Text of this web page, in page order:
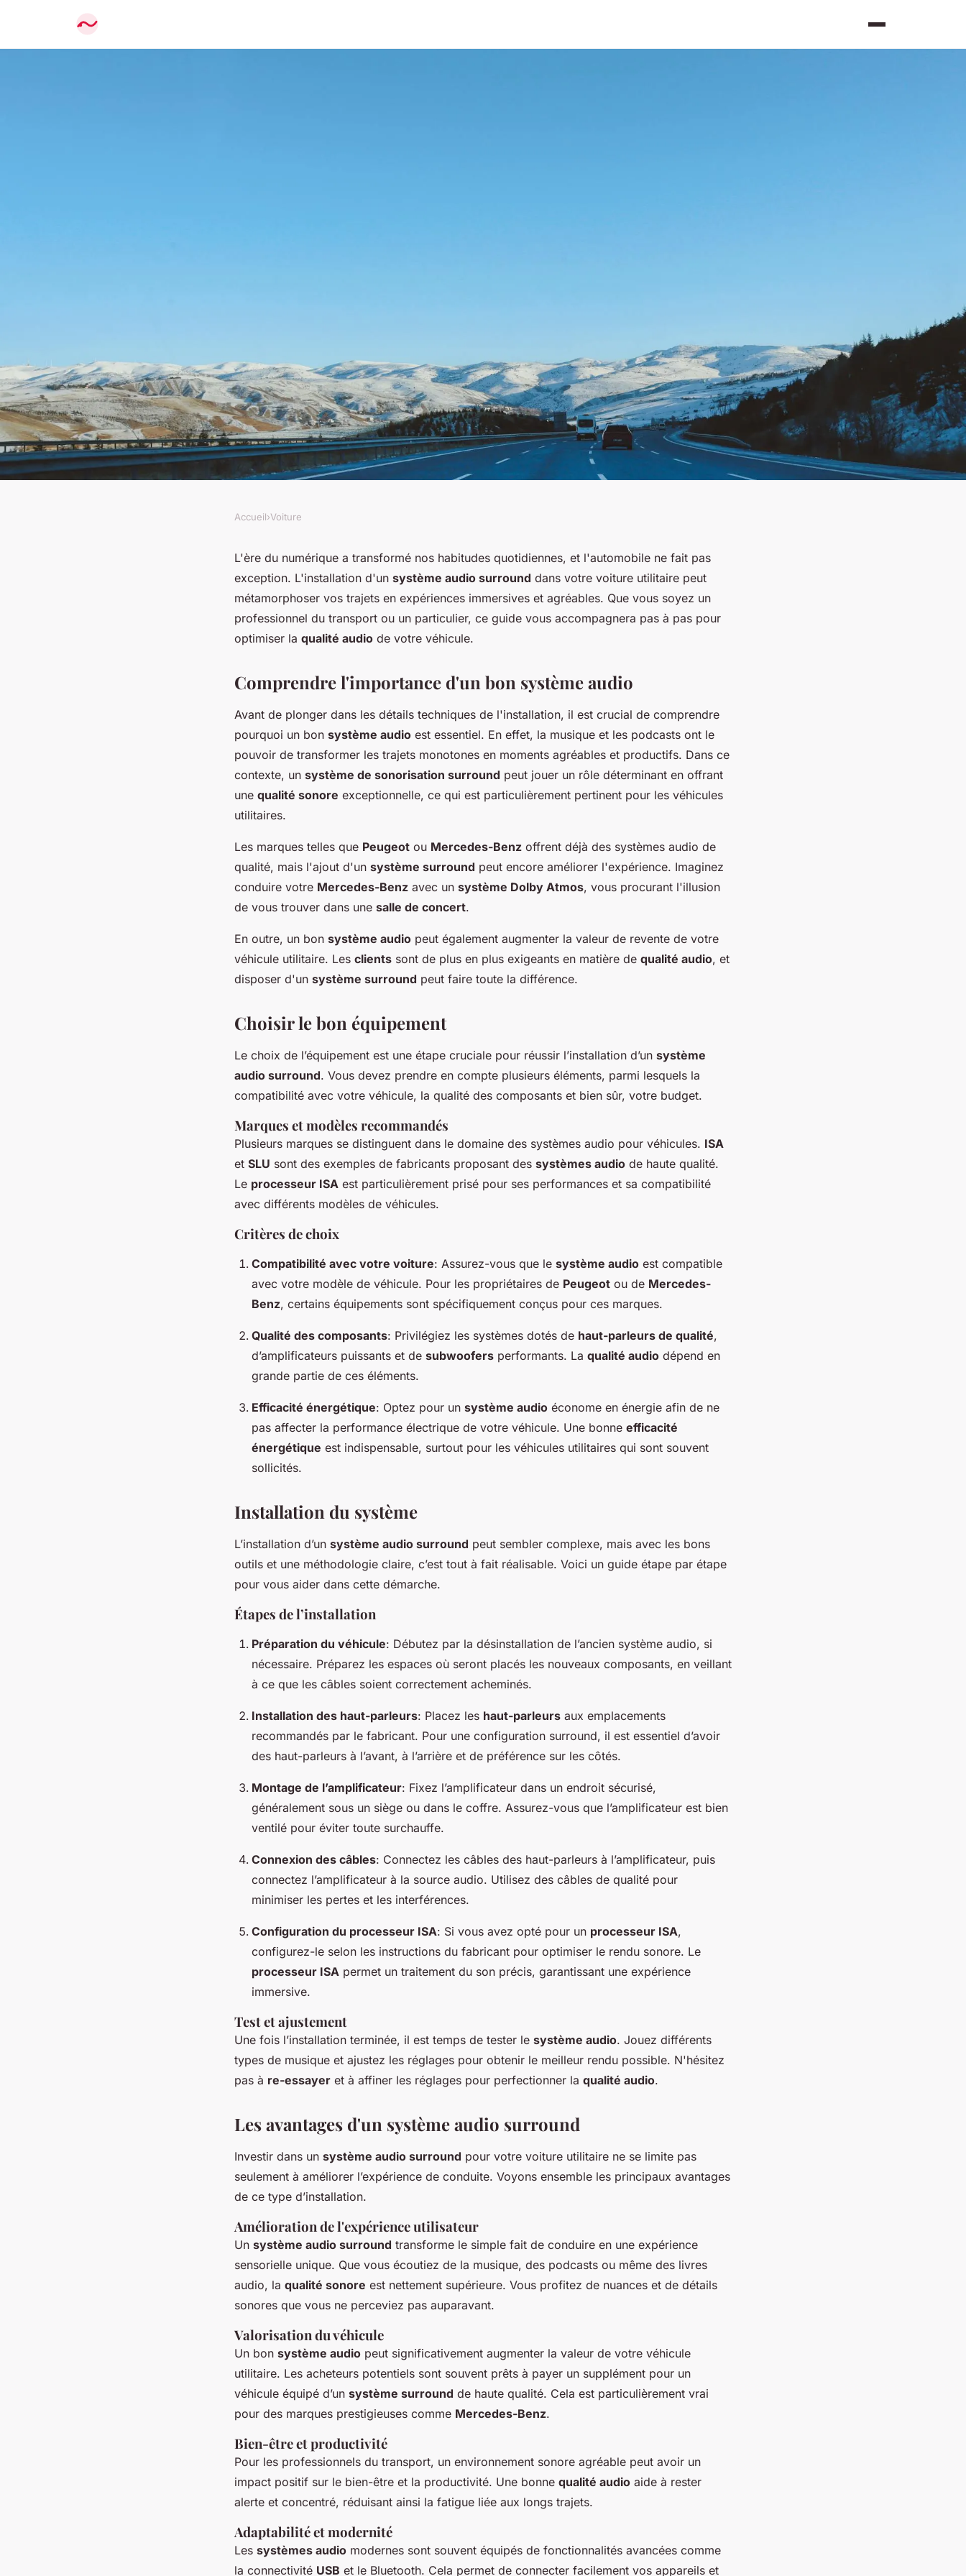
Comment installer un système de
sonorisation surround dans une
voiture utilitaire pour une expérience
audio immersive?
Accueil›Voiture
L'ère du numérique a transformé nos habitudes quotidiennes, et l'automobile ne fait pas
exception. L'installation d'un système audio surround dans votre voiture utilitaire peut
métamorphoser vos trajets en expériences immersives et agréables. Que vous soyez un
professionnel du transport ou un particulier, ce guide vous accompagnera pas à pas pour
optimiser la qualité audio de votre véhicule.
Comprendre l'importance d'un bon système audio
Avant de plonger dans les détails techniques de l'installation, il est crucial de comprendre
pourquoi un bon système audio est essentiel. En effet, la musique et les podcasts ont le
pouvoir de transformer les trajets monotones en moments agréables et productifs. Dans ce
contexte, un système de sonorisation surround peut jouer un rôle déterminant en offrant
une qualité sonore exceptionnelle, ce qui est particulièrement pertinent pour les véhicules
utilitaires.
Les marques telles que Peugeot ou Mercedes-Benz offrent déjà des systèmes audio de
qualité, mais l'ajout d'un système surround peut encore améliorer l'expérience. Imaginez
conduire votre Mercedes-Benz avec un système Dolby Atmos, vous procurant l'illusion
de vous trouver dans une salle de concert.
En outre, un bon système audio peut également augmenter la valeur de revente de votre
véhicule utilitaire. Les clients sont de plus en plus exigeants en matière de qualité audio, et
disposer d'un système surround peut faire toute la différence.
Choisir le bon équipement
Le choix de l’équipement est une étape cruciale pour réussir l’installation d’un système
audio surround. Vous devez prendre en compte plusieurs éléments, parmi lesquels la
compatibilité avec votre véhicule, la qualité des composants et bien sûr, votre budget.
Marques et modèles recommandés
Plusieurs marques se distinguent dans le domaine des systèmes audio pour véhicules. ISA
et SLU sont des exemples de fabricants proposant des systèmes audio de haute qualité.
Le processeur ISA est particulièrement prisé pour ses performances et sa compatibilité
avec différents modèles de véhicules.
Critères de choix
Compatibilité avec votre voiture: Assurez-vous que le système audio est compatible
avec votre modèle de véhicule. Pour les propriétaires de Peugeot ou de Mercedes-
Benz, certains équipements sont spécifiquement conçus pour ces marques.
Qualité des composants: Privilégiez les systèmes dotés de haut-parleurs de qualité,
d’amplificateurs puissants et de subwoofers performants. La qualité audio dépend en
grande partie de ces éléments.
Efficacité énergétique: Optez pour un système audio économe en énergie afin de ne
pas affecter la performance électrique de votre véhicule. Une bonne efficacité
énergétique est indispensable, surtout pour les véhicules utilitaires qui sont souvent
sollicités.
Installation du système
L’installation d’un système audio surround peut sembler complexe, mais avec les bons
outils et une méthodologie claire, c’est tout à fait réalisable. Voici un guide étape par étape
pour vous aider dans cette démarche.
Étapes de l’installation
Préparation du véhicule: Débutez par la désinstallation de l’ancien système audio, si
nécessaire. Préparez les espaces où seront placés les nouveaux composants, en veillant
à ce que les câbles soient correctement acheminés.
Installation des haut-parleurs: Placez les haut-parleurs aux emplacements
recommandés par le fabricant. Pour une configuration surround, il est essentiel d’avoir
des haut-parleurs à l’avant, à l’arrière et de préférence sur les côtés.
Montage de l’amplificateur: Fixez l’amplificateur dans un endroit sécurisé,
généralement sous un siège ou dans le coffre. Assurez-vous que l’amplificateur est bien
ventilé pour éviter toute surchauffe.
Connexion des câbles: Connectez les câbles des haut-parleurs à l’amplificateur, puis
connectez l’amplificateur à la source audio. Utilisez des câbles de qualité pour
minimiser les pertes et les interférences.
Configuration du processeur ISA: Si vous avez opté pour un processeur ISA,
configurez-le selon les instructions du fabricant pour optimiser le rendu sonore. Le
processeur ISA permet un traitement du son précis, garantissant une expérience
immersive.
Test et ajustement
Une fois l’installation terminée, il est temps de tester le système audio. Jouez différents
types de musique et ajustez les réglages pour obtenir le meilleur rendu possible. N'hésitez
pas à re-essayer et à affiner les réglages pour perfectionner la qualité audio.
Les avantages d'un système audio surround
Investir dans un système audio surround pour votre voiture utilitaire ne se limite pas
seulement à améliorer l’expérience de conduite. Voyons ensemble les principaux avantages
de ce type d’installation.
Amélioration de l'expérience utilisateur
Un système audio surround transforme le simple fait de conduire en une expérience
sensorielle unique. Que vous écoutiez de la musique, des podcasts ou même des livres
audio, la qualité sonore est nettement supérieure. Vous profitez de nuances et de détails
sonores que vous ne perceviez pas auparavant.
Valorisation du véhicule
Un bon système audio peut significativement augmenter la valeur de votre véhicule
utilitaire. Les acheteurs potentiels sont souvent prêts à payer un supplément pour un
véhicule équipé d’un système surround de haute qualité. Cela est particulièrement vrai
pour des marques prestigieuses comme Mercedes-Benz.
Bien-être et productivité
Pour les professionnels du transport, un environnement sonore agréable peut avoir un
impact positif sur le bien-être et la productivité. Une bonne qualité audio aide à rester
alerte et concentré, réduisant ainsi la fatigue liée aux longs trajets.
Adaptabilité et modernité
Les systèmes audio modernes sont souvent équipés de fonctionnalités avancées comme
la connectivité USB et le Bluetooth. Cela permet de connecter facilement vos appareils et